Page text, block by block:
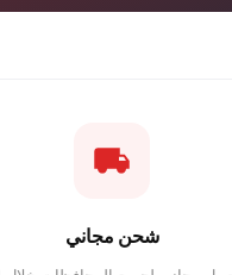
شحن مجاني